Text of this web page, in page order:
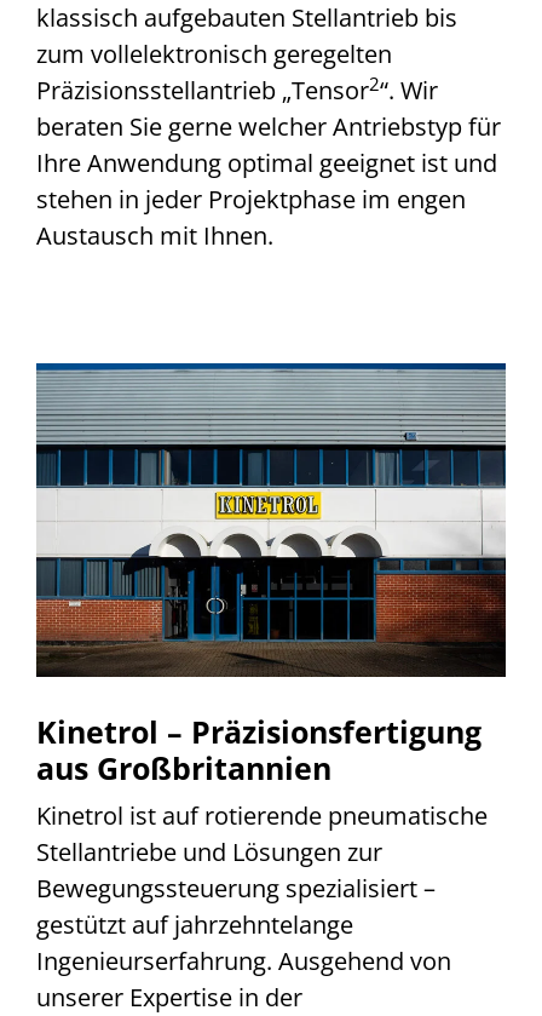
klassisch aufgebauten Stellantrieb bis
zum vollelektronisch geregelten
Präzisionsstellantrieb „Tensor2“. Wir
beraten Sie gerne welcher Antriebstyp für
Ihre Anwendung optimal geeignet ist und
stehen in jeder Projektphase im engen
Austausch mit Ihnen.
Kinetrol – Präzisionsfertigung
aus Großbritannien
Kinetrol ist auf rotierende pneumatische
Stellantriebe und Lösungen zur
Bewegungssteuerung spezialisiert –
gestützt auf jahrzehntelange
Ingenieurserfahrung. Ausgehend von
unserer Expertise in der